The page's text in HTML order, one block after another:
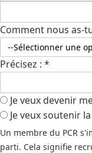
Comment nous as-
Précisez : *
Je veux devenir
Je veux soutenir
Un membre du PCR
parti. Cela signifie